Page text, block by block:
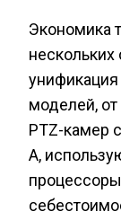
Экономика
нескольких
моделей,
PTZ-камер
А,